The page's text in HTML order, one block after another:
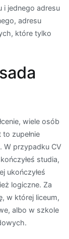
i jednego adresu
adresu
które tylko
wiele osób
zupełnie
W przypadku CV
studia,
ukończyłeś
logiczne. Za
w której liceum,
albo w szkole